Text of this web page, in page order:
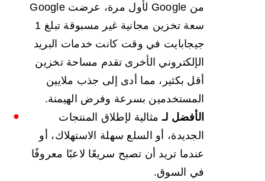
من Google لأول مرة، عرضت Google
سعة تخزين مجانية غير مسبوقة تبلغ 1
جيجابايت في وقت كانت خدمات البريد
الإلكتروني الأخرى تقدم مساحة تخزين
أقل بكثير، مما أدى إلى جذب ملايين
المستخدمين بسرعة وفرض الهيمنة.
الأفضل لـ مثالية لإطلاق المنتجات
الجديدة، أو السلع سهلة الاستهلاك، أو
عندما تريد أن تصبح سريعًا لاعبًا معروفًا
في السوق.